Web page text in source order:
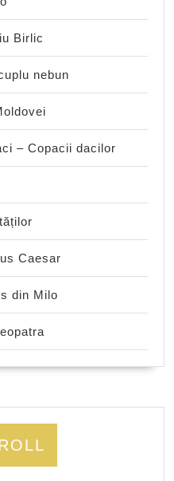
Birlic
nebun
– Copacii dacilor
Caesar
din Milo